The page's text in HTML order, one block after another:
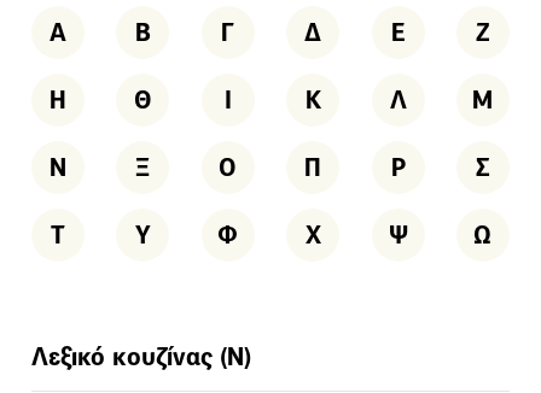
Α Β Γ Δ Ε Ζ
Η Θ Ι Κ Λ Μ
Ν Ξ Ο Π Ρ Σ
Τ Υ Φ Χ Ψ Ω
Λεξικό κουζίνας (Ν)